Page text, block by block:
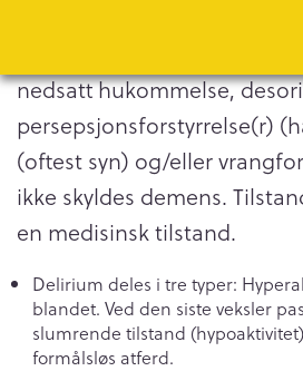
nedsatt hukommelse,
persepsjonsforstyrrelse(r)
(oftest syn) og/eller
ikke skyldes demens.
en medisinsk tilstand.
Delirium deles i tre typer:
blandet. Ved den siste veksler
slumrende tilstand
formålsløs atferd.